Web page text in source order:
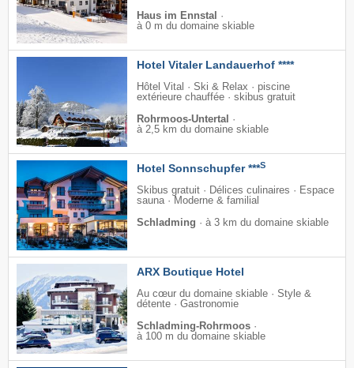
Haus im Ennstal ·
à 0 m du domaine skiable
Hotel Vitaler Landauerhof ****
Hôtel Vital · Ski & Relax · piscine
extérieure chauffée · skibus gratuit
Rohrmoos-Untertal ·
à 2,5 km du domaine skiable
Hotel Sonnschupfer ***S
Skibus gratuit · Délices culinaires · Espace
sauna · Moderne & familial
Schladming · à 3 km du domaine skiable
ARX Boutique Hotel
Au cœur du domaine skiable · Style &
détente · Gastronomie
Schladming-Rohrmoos ·
à 100 m du domaine skiable